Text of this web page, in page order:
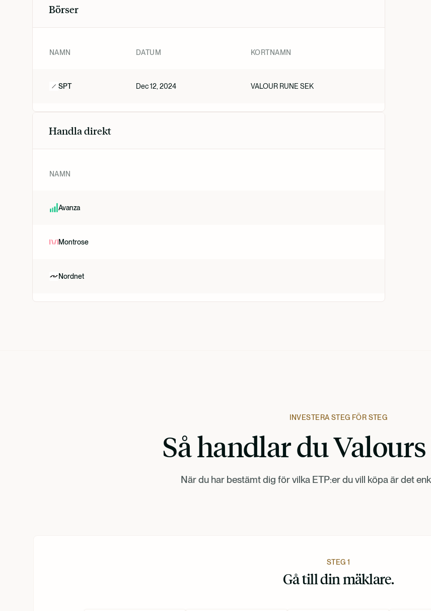
Börser
NAMN DATUM KORTNAMN
SPT Dec 12, 2024 VALOUR RUNE SEK
Handla direkt
NAMN
Avanza
Montrose
Nordnet
INVESTERA STEG FÖR STEG
Så handlar du
När du har bestämt dig för vilka ETP:er du vill köpa är det
STEG 1
Gå till din mäklare.